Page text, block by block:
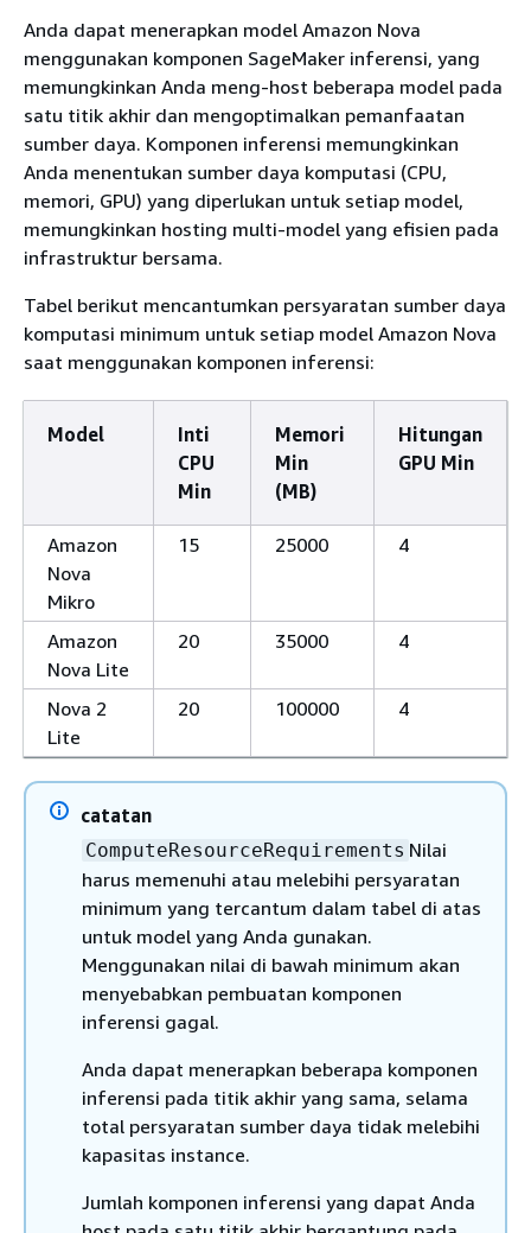
Anda dapat menerapkan model Amazon Nova
menggunakan komponen SageMaker inferensi, yang
memungkinkan Anda meng-host beberapa model pada
satu titik akhir dan mengoptimalkan pemanfaatan
sumber daya. Komponen inferensi memungkinkan
Anda menentukan sumber daya komputasi (CPU,
memori, GPU) yang diperlukan untuk setiap model,
memungkinkan hosting multi-model yang efisien pada
infrastruktur bersama.
Tabel berikut mencantumkan persyaratan sumber daya
komputasi minimum untuk setiap model Amazon Nova
saat menggunakan komponen inferensi:
Model
Inti
CPU
Min
Memori
Min
(MB)
Hitungan
GPU Min
Amazon
Nova
Mikro
15 25000 4
Amazon
Nova Lite
20 35000 4
Nova 2
Lite
20 100000 4
catatan
ComputeResourceRequirements Nilai
harus memenuhi atau melebihi persyaratan
minimum yang tercantum dalam tabel di atas
untuk model yang Anda gunakan.
Menggunakan nilai di bawah minimum akan
menyebabkan pembuatan komponen
inferensi gagal.
Anda dapat menerapkan beberapa komponen
inferensi pada titik akhir yang sama, selama
total persyaratan sumber daya tidak melebihi
kapasitas instance.
Jumlah komponen inferensi yang dapat Anda